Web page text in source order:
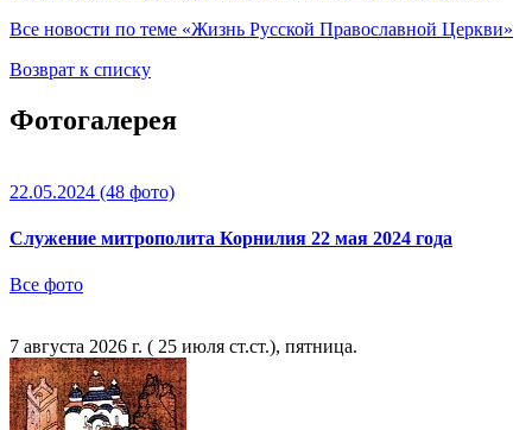
Все новости по теме «Жизнь Русской Православной Церкви»
Возврат к списку
Фотогалерея
22.05.2024 (48 фото)
Служение митрополита Корнилия 22 мая 2024 года
Все фото
7 августа 2026 г. ( 25 июля ст.ст.), пятница.